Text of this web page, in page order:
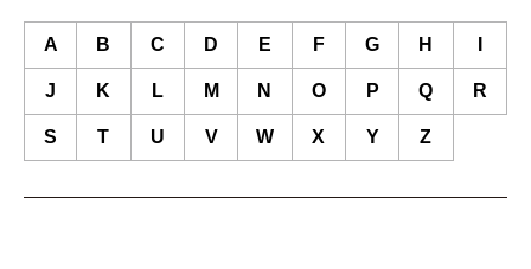
A B C D E F G H
J K L M N O P Q R
S T U V W X Y Z